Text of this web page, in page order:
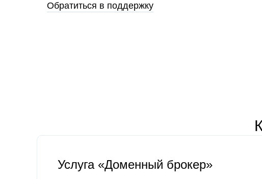
Обратиться в поддержку
Услуга «Доменный брокер»